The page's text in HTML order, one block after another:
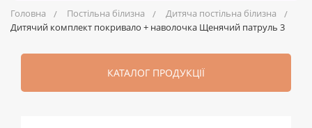
Головна Постільна білизна
Дитяча постільна білизна
Дитячий комплект покривало + наволочка Щенячий патруль 3
КАТАЛОГ ПРОДУКЦІЇ